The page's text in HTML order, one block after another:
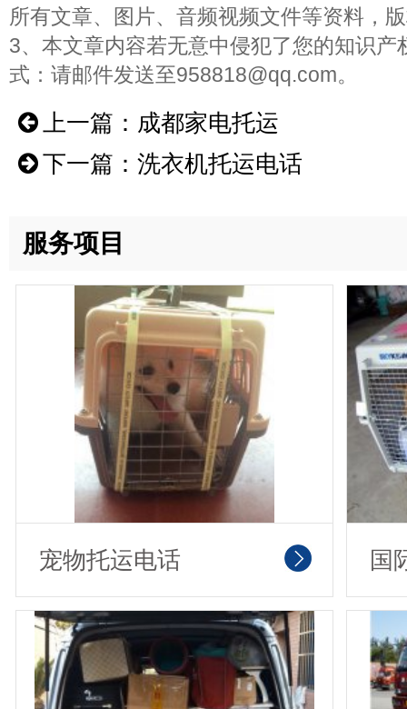
所有文章、图片、音频视频文件等资料，
3、本文章内容若无意中侵犯了您的知识
式：请邮件发送至958818@qq.com。
上一篇： 成都家电托运
下一篇： 洗衣机托运电话
服务项目
宠物托运电话 国